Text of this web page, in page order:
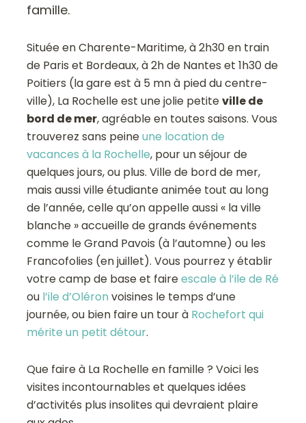
famille.
Située en Charente-Maritime, à 2h30 en train
de Paris et Bordeaux, à 2h de Nantes et 1h30 de
Poitiers (la gare est à 5 mn à pied du centre-
ville), La Rochelle est une jolie petiteville de
bord de mer, agréable en toutes saisons. Vous
trouverez sans peineune location de
vacances à la Rochelle, pour un séjour de
quelques jours, ou plus. Ville de bord de mer,
mais aussi ville étudiante animée tout au long
de l’année, celle qu’on appelle aussi « la ville
blanche » accueille de grands événements
comme le Grand Pavois (à l’automne) ou les
Francofolies (en juillet). Vous pourrez y établir
votre camp de base et faireescale à l’ile de Ré
ou l’ile d’Oléron voisines le temps d’une
journée, ou bien faire un tour à Rochefort qui
mérite un petit détour.
Que faire à La Rochelle en famille ? Voici les
visites incontournables et quelques idées
d’activités plus insolites qui devraient plaire